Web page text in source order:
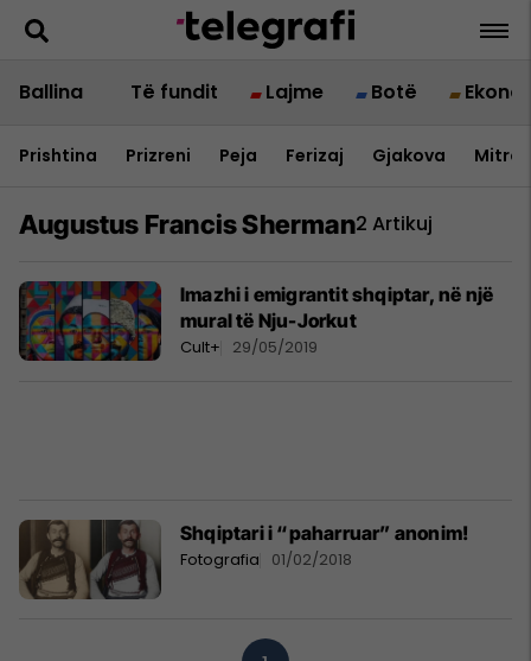
Ballina Të fundit Lajme Botë
Prishtina Prizreni Peja Ferizaj Gjakova
Augustus Francis Sherman2 Artikuj
Imazhi i emigrantit shqiptar, në një
mural të Nju-Jorkut
Cult+ 29/05/2019
Shqiptari i “paharruar” anonim!
Fotografia 01/02/2018